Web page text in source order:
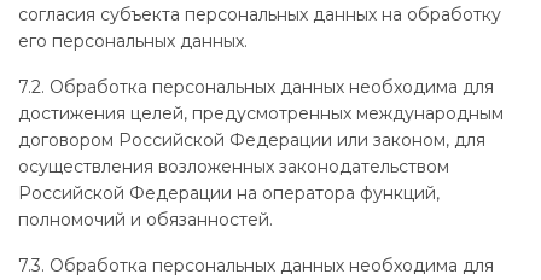
согласия субъекта персональных данных на обработку
его персональных данных.
7.2. Обработка персональных данных необходима для
достижения целей, предусмотренных международным
договором Российской Федерации или законом, для
осуществления возложенных законодательством
Российской Федерации на оператора функций,
полномочий и обязанностей.
7.3. Обработка персональных данных необходима для